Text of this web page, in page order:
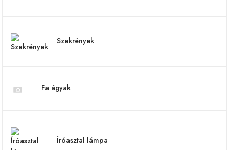
Szekrények
Fa ágyak
Íróasztal lámpa